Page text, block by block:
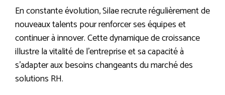
En constante évolution, Silae recrute régulièrement de
nouveaux talents pour renforcer ses équipes et
continuer à innover. Cette dynamique de croissance
illustre la vitalité de l’entreprise et sa capacité à
s’adapter aux besoins changeants du marché des
solutions RH.